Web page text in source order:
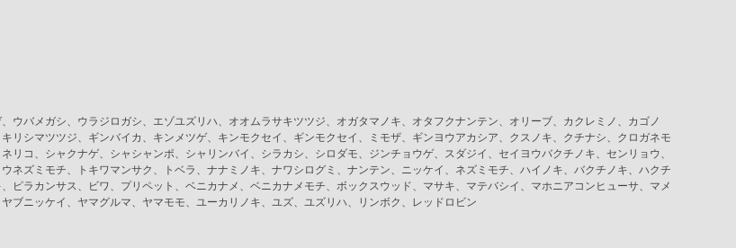
ウバメガシ、ウラジロガシ、エゾユズリハ、オオムラサキツツジ、オガタマノキ、オタフクナンテン、オリーブ、カクレミノ、カゴノ
リシマツツジ、ギンバイカ、キンメツゲ、キンモクセイ、ギンモクセイ、ミモザ、ギンヨウアカシア、クスノキ、クチナシ、クロガネモ
コ、シャクナゲ、シャシャンポ、シャリンバイ、シラカシ、シロダモ、ジンチョウゲ、スダジイ、セイヨウバクチノキ、センリョウ、
ネズミモチ、トキワマンサク、トベラ、ナナミノキ、ナワシログミ、ナンテン、ニッケイ、ネズミモチ、ハイノキ、バクチノキ、ハクチ
ピラカンサス、ビワ、プリペット、ベニカナメ、ベニカナメモチ、ボックスウッド、マサキ、マテバシイ、マホニアコンヒューサ、マメ
ブニッケイ、ヤマグルマ、ヤマモモ、ユーカリノキ、ユズ、ユズリハ、リンボク、レッドロビン